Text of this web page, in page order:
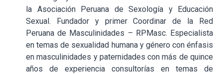
la Asociación Peruana de Sexología y Educación
Sexual. Fundador y primer Coordinar de la Red
Peruana de Masculinidades – RPMasc. Especialista
en temas de sexualidad humana y género con énfasis
en masculinidades y paternidades con más de quince
años de experiencia consultorías en temas de